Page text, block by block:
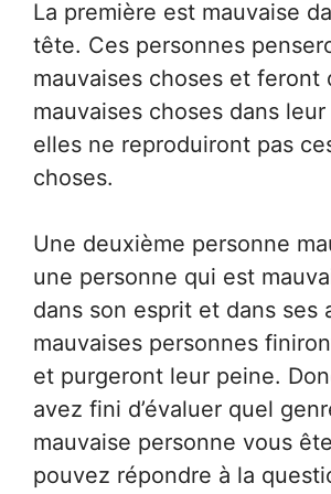
La première est mauvaise
tête. Ces personnes
mauvaises choses et feront
mauvaises choses dans
elles ne reproduiront pas
choses.
Une deuxième personne
une personne qui est
dans son esprit et dans ses
mauvaises personnes
et purgeront leur peine.
avez fini d’évaluer quel
mauvaise personne vous
pouvez répondre à la